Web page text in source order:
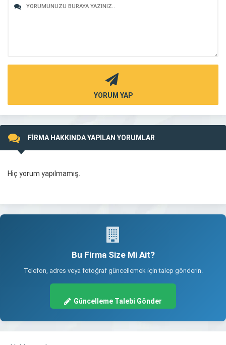
YORUM YAP
FİRMA HAKKINDA YAPILAN YORUMLAR
Hiç yorum yapılmamış.
Bu Firma Size Mi Ait?
Telefon, adres veya fotoğraf güncellemek için talep gönderin.
Güncelleme Talebi Gönder